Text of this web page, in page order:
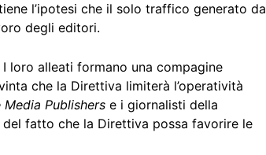
l’ipotesi che il solo traffico generato da
degli editori.
I loro alleati formano una compagine
che la Direttiva limiterà l’operatività
Publishers e i giornalisti della
fatto che la Direttiva possa favorire le